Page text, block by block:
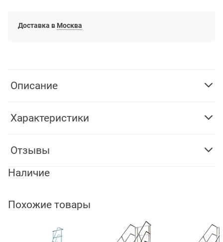
Доставка в Москва
Описание
Характеристики
Отзывы
Наличие
Похожие товары